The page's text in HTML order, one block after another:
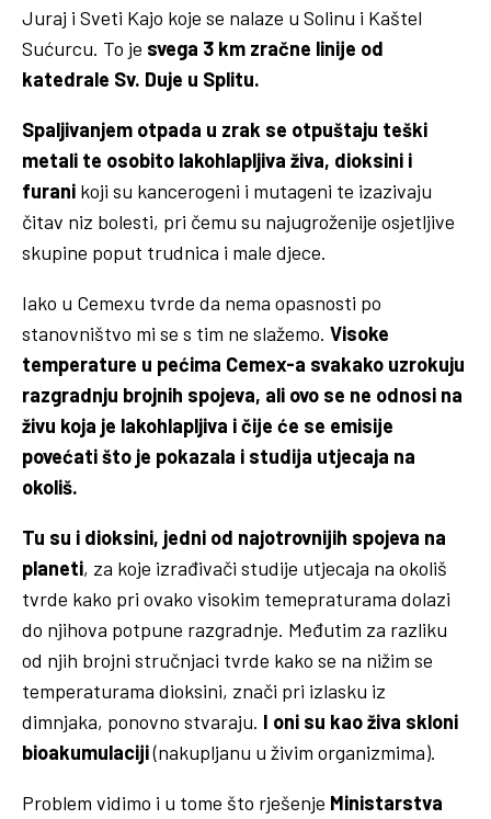
Juraj i Sveti Kajo koje se nalaze u Solinu i Kaštel
Sućurcu. To je svega 3 km zračne linije od
katedrale Sv. Duje u Splitu.
Spaljivanjem otpada u zrak se otpuštaju teški
metali te osobito lakohlapljiva živa, dioksini i
furani koji su kancerogeni i mutageni te izazivaju
čitav niz bolesti, pri čemu su najugroženije osjetljive
skupine poput trudnica i male djece.
Iako u Cemexu tvrde da nema opasnosti po
stanovništvo mi se s tim ne slažemo. Visoke
temperature u pećima Cemex-a svakako uzrokuju
razgradnju brojnih spojeva, ali ovo se ne odnosi na
živu koja je lakohlapljiva i čije će se emisije
povećati što je pokazala i studija utjecaja na
okoliš.
Tu su i dioksini, jedni od najotrovnijih spojeva na
planeti, za koje izrađivači studije utjecaja na okoliš
tvrde kako pri ovako visokim temepraturama dolazi
do njihova potpune razgradnje. Međutim za razliku
od njih brojni stručnjaci tvrde kako se na nižim se
temperaturama dioksini, znači pri izlasku iz
dimnjaka, ponovno stvaraju. I oni su kao živa skloni
bioakumulaciji(nakupljanu u živim organizmima).
Problem vidimo i u tome što rješenje Ministarstva